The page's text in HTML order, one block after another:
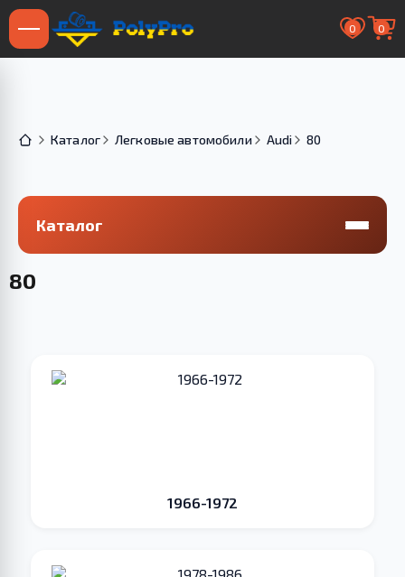
0 0
Каталог Легковые автомобили Audi 80
Каталог
80
1966-1972